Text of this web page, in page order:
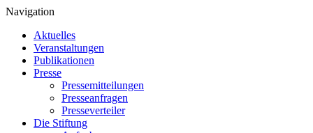
Navigation
Aktuelles
Veranstaltungen
Publikationen
Presse
Pressemitteilungen
Presseanfragen
Presseverteiler
Die Stiftung